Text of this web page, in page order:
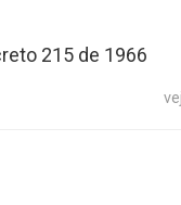
215 de 1966